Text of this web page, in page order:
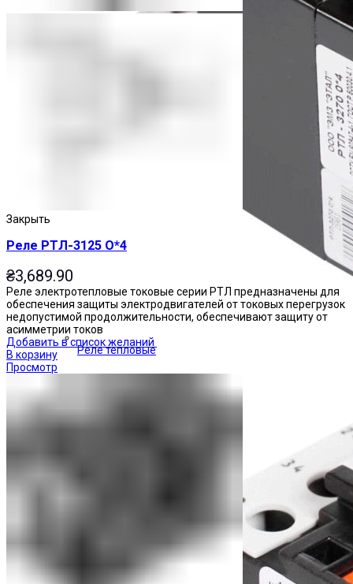
Реле тепловые
Закрыть
Реле РТЛ-3125 О*4
₴3,689.90
Реле электротепловые токовые серии РТЛ предназначены для
обеспечения защиты электродвигателей от токовых перегрузок
недопустимой продолжительности, обеспечивают защиту от
асимметрии токов
Добавить в список желаний
В корзину
Просмотр